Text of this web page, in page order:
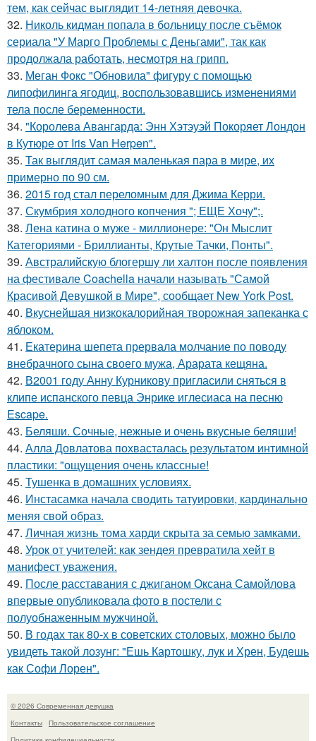
тем, как сейчас выглядит 14-летняя девочка.
32. Николь кидман попала в больницу после съёмок
сериала "У Марго Проблемы с Деньгами", так как
продолжала работать, несмотря на грипп.
33. Меган Фокс "Обновила" фигуру с помощью
липофилинга ягодиц, воспользовавшись изменениями
тела после беременности.
34. "Королева Авангарда: Энн Хэтэуэй Покоряет Лондон
в Кутюре от Iris Van Herpen".
35. Так выглядит самая маленькая пара в мире, их
примерно по 90 см.
36. 2015 год стал переломным для Джима Керри.
37. Скумбрия холодного копчения "; ЕЩЕ Хочу";.
38. Лена катина о муже - миллионере: "Он Мыслит
Категориями - Бриллианты, Крутые Тачки, Понты".
39. Австралийскую блогершу ли халтон после появления
на фестивале Coachella начали называть "Самой
Красивой Девушкой в Мире", сообщает New York Post.
40. Вкуснейшая низкокалорийная творожная запеканка с
яблоком.
41. Екатерина шепета прервала молчание по поводу
внебрачного сына своего мужа, Арарата кещяна.
42. В2001 году Анну Курникову пригласили сняться в
клипе испанского певца Энрике иглесиаса на песню
Escape.
43. Беляши. Сочные, нежные и очень вкусные беляши!
44. Алла Довлатова похвасталась результатом интимной
пластики: "ощущения очень классные!
45. Тушенка в домашних условиях.
46. Инстасамка начала сводить татуировки, кардинально
меняя свой образ.
47. Личная жизнь тома харди скрыта за семью замками.
48. Урок от учителей: как зендея превратила хейт в
манифест уважения.
49. После расставания с джиганом Оксана Самойлова
впервые опубликовала фото в постели с
полуобнаженным мужчиной.
50. В годах так 80-х в советских столовых, можно было
увидеть такой лозунг: "Ешь Картошку, лук и Хрен, Будешь
как Софи Лорен".
© 2026 Современная девушка
Контакты
Пользовательское соглашение